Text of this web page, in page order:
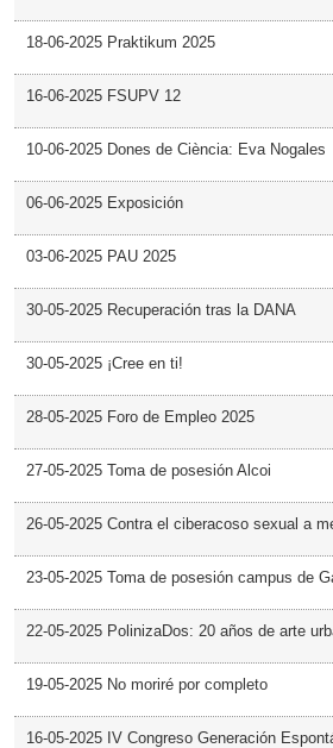
18-06-2025 Praktikum 2025
16-06-2025 FSUPV 12
10-06-2025 Dones de Ciència: Eva Nogales
06-06-2025 Exposición
03-06-2025 PAU 2025
30-05-2025 Recuperación tras la DANA
30-05-2025 ¡Cree en ti!
28-05-2025 Foro de Empleo 2025
27-05-2025 Toma de posesión Alcoi
26-05-2025 Contra el ciberacoso sexual a
23-05-2025 Toma de posesión campus de
22-05-2025 PolinizaDos: 20 años de arte
19-05-2025 No moriré por completo
16-05-2025 IV Congreso Generación